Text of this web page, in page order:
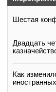
Шестая
Двадцать
Как